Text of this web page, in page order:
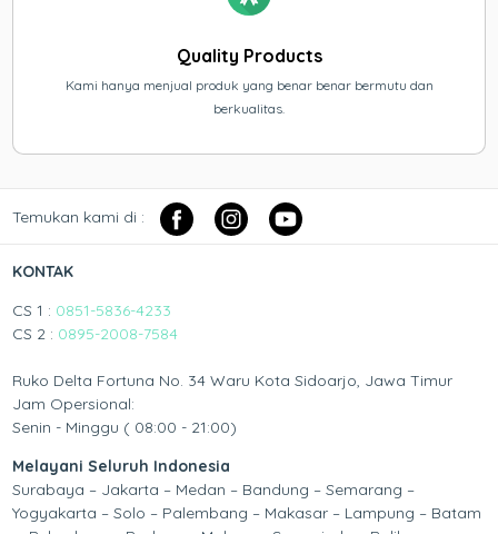
Quality Products
Kami hanya menjual produk yang benar benar bermutu dan
berkualitas.
Temukan kami di :
KONTAK
CS 1 : 0851-5836-4233
CS 2 : 0895-2008-7584
Ruko Delta Fortuna No. 34 Waru Kota Sidoarjo, Jawa Timur
Jam Opersional:
Senin - Minggu ( 08:00 - 21:00)
Melayani Seluruh Indonesia
Surabaya – Jakarta – Medan – Bandung – Semarang –
Yogyakarta – Solo – Palembang – Makasar – Lampung – Batam